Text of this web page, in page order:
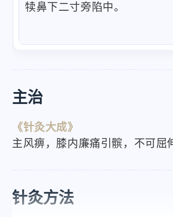
犊鼻下二寸旁陷中。
主治
《针灸大成》
主风痹，膝内廉痛引髌，不可屈
针灸方法